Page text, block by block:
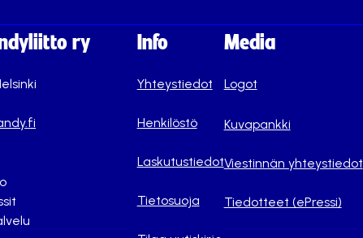
ry Info
Yhteystiedot
Henkilöstö
Laskutustiedot
Tietosuoja
Media
Logot
Kuvapankki
Viestinnän yhteystiedot
Tiedotteet (ePressi)